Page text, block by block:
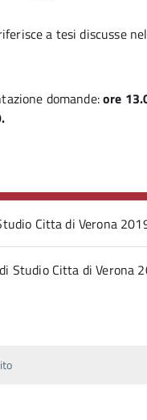
a tesi discusse
domande:ore
Citta di Verona
Studio Citta di Verona